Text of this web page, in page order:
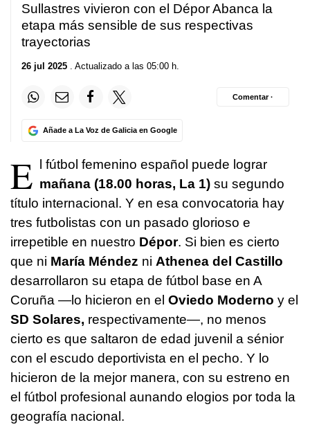
Sullastres vivieron con el Dépor Abanca la
etapa más sensible de sus respectivas
trayectorias
26 jul 2025 . Actualizado a las 05:00 h.
Añade a La Voz de Galicia en Google
Comentar ·
E
l fútbol femenino español puede lograr
mañana (18.00 horas, La 1) su segundo
título internacional. Y en esa convocatoria hay
tres futbolistas con un pasado glorioso e
irrepetible en nuestro Dépor. Si bien es cierto
que ni María Méndez ni Athenea del Castillo
desarrollaron su etapa de fútbol base en A
Coruña —lo hicieron en el Oviedo Moderno y el
SD Solares, respectivamente—, no menos
cierto es que saltaron de edad juvenil a sénior
con el escudo deportivista en el pecho. Y lo
hicieron de la mejor manera, con su estreno en
el fútbol profesional aunando elogios por toda la
geografía nacional.